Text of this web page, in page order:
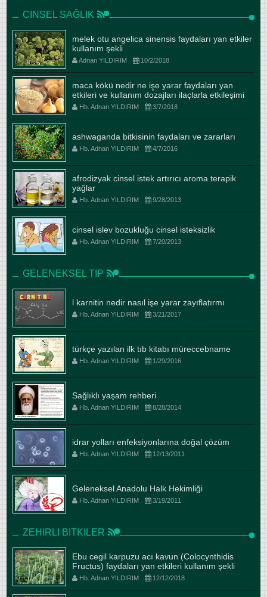
CINSEL SAĞLIK
melek otu angelica sinensis faydaları yan etkiler
kullanım şekli
Adnan YILDIRIM 10/2/2018
maca kökü nedir ne işe yarar faydaları yan
etkileri ve kullanım dozajları ilaçlarla etkileşimi
Hb. Adnan YILDIRIM 3/7/2018
ashwaganda bitkisinin faydaları ve zararları
Hb. Adnan YILDIRIM 4/7/2016
afrodizyak cinsel istek artırıcı aroma terapik
yağlar
Hb. Adnan YILDIRIM 9/28/2013
cinsel islev bozukluğu cinsel isteksizlik
Hb. Adnan YILDIRIM 7/20/2013
GELENEKSEL TIP
l karnitin nedir nasıl işe yarar zayıflatırmı
Hb. Adnan YILDIRIM 3/21/2017
türkçe yazılan ilk tıb kitabı müreccebname
Hb. Adnan YILDIRIM 1/29/2016
Sağlıklı yaşam rehberi
Hb. Adnan YILDIRIM 8/28/2014
idrar yolları enfeksiyonlarına doğal çözüm
Hb. Adnan YILDIRIM 12/13/2011
Geleneksel Anadolu Halk Hekimliği
Hb. Adnan YILDIRIM 3/19/2011
ZEHIRLI BITKILER
Ebu cegil karpuzu acı kavun (Colocynthidis
Fructus) faydaları yan etkileri kullanım şekli
Hb. Adnan YILDIRIM 12/12/2018